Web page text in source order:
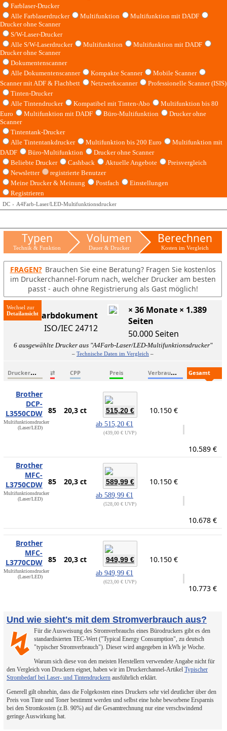
Farblaser-Drucker
Alle Farblaserdrucker
Multifunktion
Multifunktion mit DADF
Drucker ohne Scanner
S/W-Laser-Drucker
Alle S/W-Laserdrucker
Multifunktion
Multifunktion mit DADF
Drucker ohne Scanner
Dokumentenscanner
Alle Dokumentenscanner
Kompakte Scanner
Mobile Scanner
Scanner mit ADF & Flachbett
Netzwerkscanner
Professionelle Scanner (ISIS)
Tinten-Drucker
Alle Tintendrucker
Kompatibel mit Tinten-Abo
Multifunktion bis 80
Euro
Multifunktion mit DADF Büro-Multifunktion
Drucker ohne
Scanner
Tintentank-Drucker
Alle Tintentankdrucker
Multifunktion bis 200 Euro
Multifunktion mit
DADF
Büro-Multifunktion
Drucker ohne Scanner
Beliebte Drucker
Cashback Aktuelle Angebote
Preisvergleich
Newsletter
registrierte Benutzer
Meine Drucker & Meinung
Postfach
Einstellungen
Registrieren
DC A4Farb-Laser/LED-Multifunktionsdrucker
Typen
Technik & Funktion
Volumen
Dauer & Drucker
Berechnen
Kosten im Vergleich
FRAGEN? Brauchen Sie eine Beratung? Fragen Sie kostenlos
im Druckerchannel-Forum nach, welcher Drucker am besten
passt - auch ohne Registrierung als Gast möglich!
Wechsel zur
ISO-Farbdokument
ISO/IEC 24712
× 36 Monate × 1.389
Seiten
50.000 Seiten
6 ausgewählte Drucker aus "A4Farb-Laser/LED-Multifunktionsdrucker"
– Technische Daten im Vergleich –
D
ruckername ⇄ CPP Preis V
erbrauchsmaterialien
Brother
DCP-
L3550CDW
Multifunktionsdrucker
(Laser/LED)
85 20,3 ct 515,20 €
ab 515,20 €1
439,00 € UVP
10.150 €
10.589 €
Brother
MFC-
L3750CDW
Multifunktionsdrucker
(Laser/LED)
85 20,3 ct 589,99 €
ab 589,99 €1
528,00 € UVP
10.150 €
10.678 €
Brother
MFC-
L3770CDW
Multifunktionsdrucker
(Laser/LED)
85 20,3 ct 949,99 €
ab 949,99 €1
623,00 € UVP
10.150 €
10.773 €
Und wie sieht's mit dem Stromverbrauch aus?
↯
Für die Ausweisung des Stromverbrauchs eines Bürodruckers gibt es den
standardisierten TEC-Wert ("Typical Energy Consumption", zu deutsch
"typischer Stromverbrauch"). Dieser wird angegeben in kWh je Woche.
Warum sich diese von den meisten Herstellern verwendete Angabe nicht für
den Vergleich von Druckern eignet, haben wir im Druckerchannel-Artikel Typischer
Strombedarf bei Laser- und Tintendruckern ausführlich erklärt.
Generell gilt ohnehin, dass die Folgekosten eines Druckers sehr viel deutlicher über den
Preis von Tinte und Toner bestimmt werden und selbst eine hohe beworbene Ersparnis
bei den Stromkosten (z.B. 90%) auf die Gesamtrechnung nur eine verschwindend
geringe Auswirkung hat.